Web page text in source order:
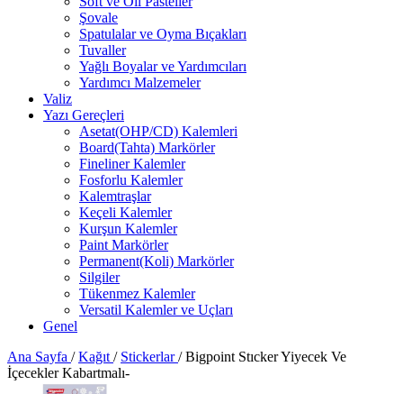
Şovale
Spatulalar ve Oyma Bıçakları
Tuvaller
Yağlı Boyalar ve Yardımcıları
Yardımcı Malzemeler
Valiz
Yazı Gereçleri
Asetat(OHP/CD) Kalemleri
Board(Tahta) Markörler
Fineliner Kalemler
Fosforlu Kalemler
Kalemtraşlar
Keçeli Kalemler
Kurşun Kalemler
Paint Markörler
Permanent(Koli) Markörler
Silgiler
Tükenmez Kalemler
Versatil Kalemler ve Uçları
Genel
Ana Sayfa / Kağıt / Stickerlar/ Bigpoint Stıcker Yiyecek Ve
İçecekler Kabartmalı-